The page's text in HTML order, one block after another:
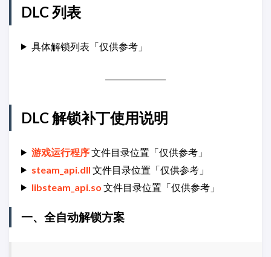
DLC 列表
具体解锁列表「仅供参考」
DLC 解锁补丁使用说明
游戏运行程序文件目录位置「仅供参考」
steam_api.dll 文件目录位置「仅供参考」
libsteam_api.so 文件目录位置「仅供参考」
一、全自动解锁方案